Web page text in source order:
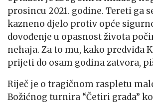
prosincu 2021. godine. Tereti ga
kazneno djelo protiv opće
dovođenje u opasnost života
nehaja. Za to mu, kako predviđa
prijeti do osam godina zatvora,
Riječ je o tragičnom raspletu
Božićnog turnira “Četiri grada”